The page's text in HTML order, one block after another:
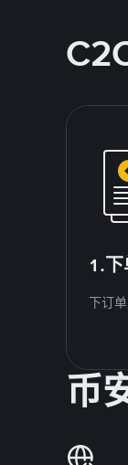
1.下
下订
币